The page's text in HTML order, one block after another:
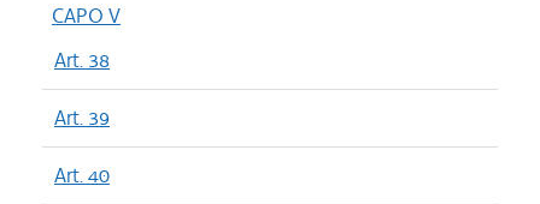
CAPO V
Art. 38
Art. 39
Art. 40